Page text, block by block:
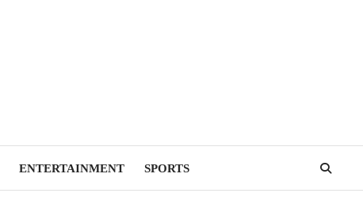
ENTERTAINMENT SPORTS